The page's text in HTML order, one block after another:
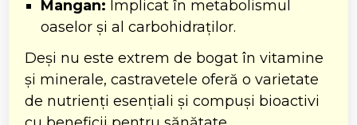
Mangan: Implicat în metabolismul
oaselor și al carbohidraților.
Deși nu este extrem de bogat în vitamine
și minerale, castravetele oferă o varietate
de nutrienți esențiali și compuși bioactivi